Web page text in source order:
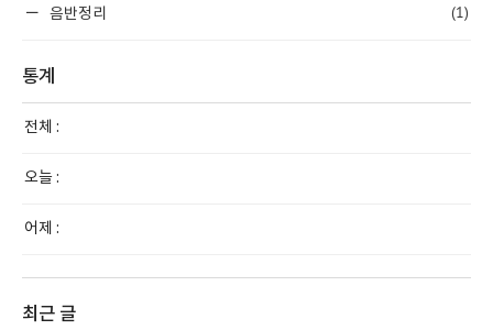
음반정리 (1)
통계
전체 :
오늘 :
어제 :
최근 글